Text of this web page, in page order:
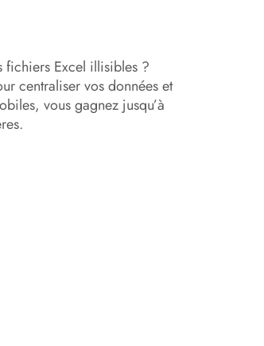
fichiers Excel illisibles ?
centraliser vos données et
vous gagnez jusqu’à